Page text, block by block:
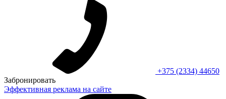
+375 (2334) 44650
Забронировать
Эффективная реклама на сайте